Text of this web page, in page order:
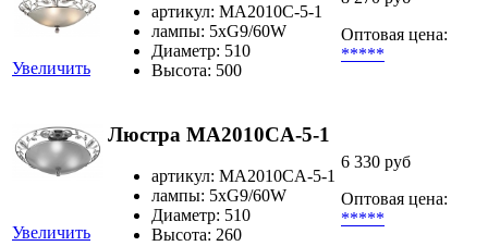
Увеличить
артикул: MA2010C-5-1
лампы: 5хG9/60W
Диаметр: 510
Высота: 500
Оптовая цена:
*****
Увеличить
Люстра MA2010CA-5-1
артикул: MA2010CA-5-1
лампы: 5хG9/60W
Диаметр: 510
Высота: 260
6 330 руб
Оптовая цена:
*****